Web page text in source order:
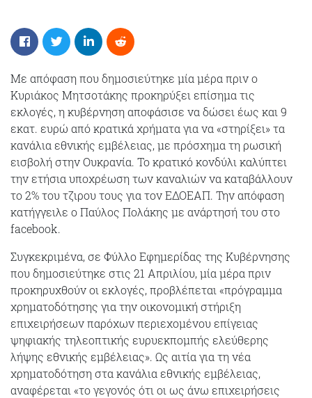
Mε απόφαση που δημοσιεύτηκε μία μέρα πριν ο
Κυριάκος Μητσοτάκης προκηρύξει επίσημα τις
εκλογές, η κυβέρνηση αποφάσισε να δώσει έως και 9
εκατ. ευρώ από κρατικά χρήματα για να «στηρίξει» τα
κανάλια εθνικής εμβέλειας, με πρόσχημα τη ρωσική
εισβολή στην Ουκρανία. Το κρατικό κονδύλι καλύπτει
την ετήσια υποχρέωση των καναλιών να καταβάλλουν
το 2% του τζιρου τους για τον ΕΔΟΕΑΠ. Την απόφαση
κατήγγειλε ο Παύλος Πολάκης με ανάρτησή του στο
facebook.
Συγκεκριμένα, σε Φύλλο Εφημερίδας της Κυβέρνησης
που δημοσιεύτηκε στις 21 Απριλίου, μία μέρα πριν
προκηρυχθούν οι εκλογές, προβλέπεται «πρόγραμμα
χρηματοδότησης για την οικονομική στήριξη
επιχειρήσεων παρόχων περιεχομένου επίγειας
ψηφιακής τηλεοπτικής ευρυεκπομπής ελεύθερης
λήψης εθνικής εμβέλειας». Ως αιτία για τη νέα
χρηματοδότηση στα κανάλια εθνικής εμβέλειας,
αναφέρεται «το γεγονός ότι οι ως άνω επιχειρήσεις